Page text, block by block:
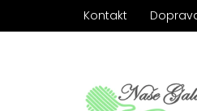
Kontakt